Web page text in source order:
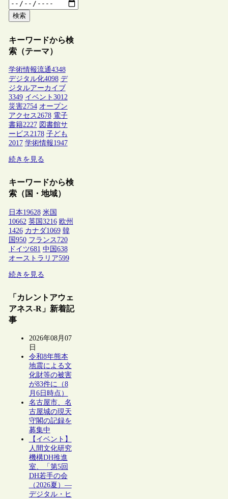
検索
キーワードから検
索（テーマ）
学術情報流通4348
デジタル化4098 デ
ジタルアーカイブ
3349 イベント 3012
災害2754 オープン
アクセス2678 電子
書籍2227 図書館サ
ービス2178 子ども
2017 学術情報1947
続きを見る
キーワードから検
索（国・地域）
日本19628 米国
10662 英国 3216 欧州
1426 カナダ1069 韓
国 950 フランス 720
ドイツ681 中国 638
オーストラリア599
続きを見る
「カレントアウェ
アネス-R」新着記
事
2026年08月07
日
令和8年熊本
地震による文
化財等の被害
が83件に（8
月6日時点）
名古屋市、名
古屋城の現天
守閣の記録を
募集中
【イベント】
人間文化研究
機構DH推進
室、「第5回
DH若手の会
（2026夏）―
デジタル・ヒ